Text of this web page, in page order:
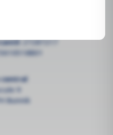
27287217
central
9
Bunnik